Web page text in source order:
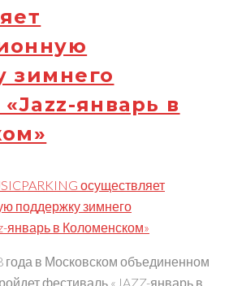
зимнего
январь в
года в Московском объединенном
фестиваль «JAZZ-январь в